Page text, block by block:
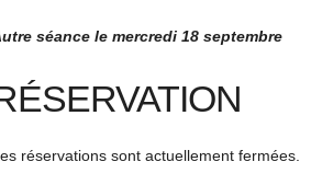
séance le mercredi 18 septembre
réservations sont actuellement fermées.